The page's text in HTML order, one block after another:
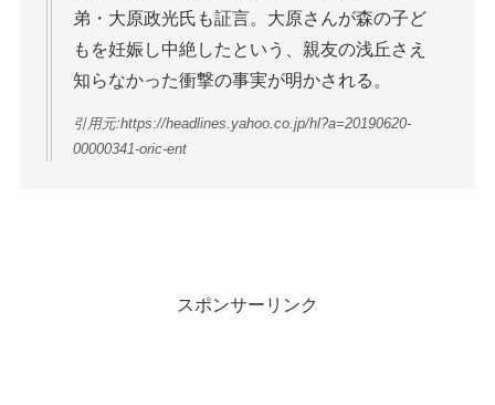
弟・大原政光氏も証言。大原さんが森の子ど
もを妊娠し中絶したという、親友の浅丘さえ
知らなかった衝撃の事実が明かされる。
引用元:https://headlines.yahoo.co.jp/hl?a=20190620-
00000341-oric-ent
スポンサーリンク